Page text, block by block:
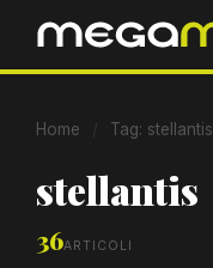
Home Tag: stellantis
stellantis
36ARTICOLI